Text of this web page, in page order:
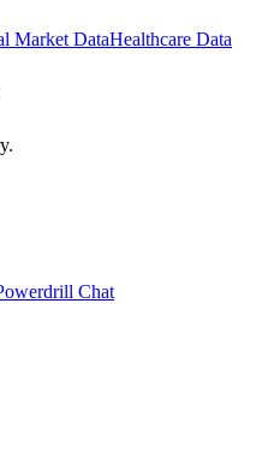
Market DataHealthcare Data
Chat